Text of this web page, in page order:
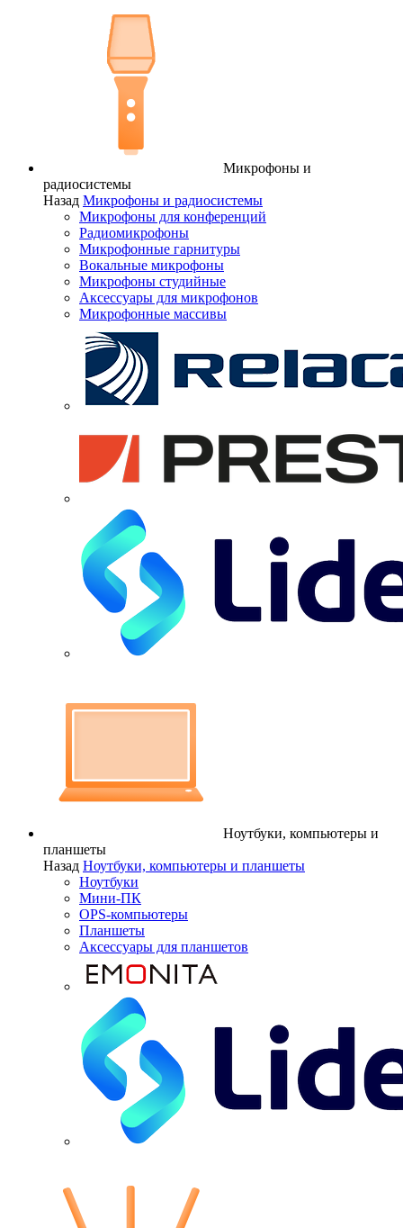
Микрофоны и
радиосистемы
Назад Микрофоны и радиосистемы
Микрофоны для конференций
Радиомикрофоны
Микрофонные гарнитуры
Вокальные микрофоны
Микрофоны студийные
Аксессуары для микрофонов
Микрофонные массивы
Ноутбуки, компьютеры и
планшеты
Назад Ноутбуки, компьютеры и планшеты
Ноутбуки
Мини-ПК
OPS-компьютеры
Планшеты
Аксессуары для планшетов